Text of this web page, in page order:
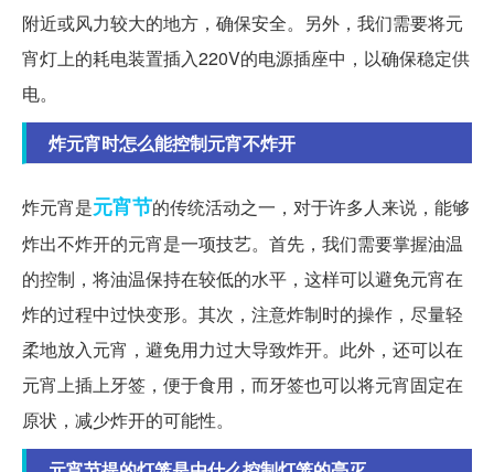
附近或风力较大的地方，确保安全。另外，我们需要将元
宵灯上的耗电装置插入220V的电源插座中，以确保稳定供
电。
炸元宵时怎么能控制元宵不炸开
炸元宵是元宵节的传统活动之一，对于许多人来说，能够
炸出不炸开的元宵是一项技艺。首先，我们需要掌握油温
的控制，将油温保持在较低的水平，这样可以避免元宵在
炸的过程中过快变形。其次，注意炸制时的操作，尽量轻
柔地放入元宵，避免用力过大导致炸开。此外，还可以在
元宵上插上牙签，便于食用，而牙签也可以将元宵固定在
原状，减少炸开的可能性。